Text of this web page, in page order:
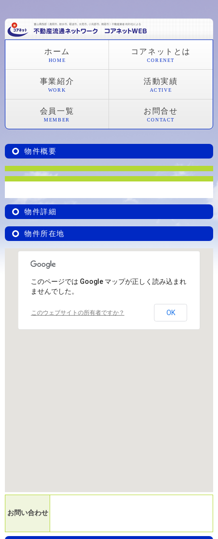
ホーム
HOME
コアネットとは
CORENET
事業紹介
WORK
活動実績
ACTIVE
会員一覧
MEMBER
お問合せ
CONTACT
物件概要
物件詳細
物件所在地
このページでは Google マップが正しく読み込まれ
ませんでした。
このウェブサイトの所有者ですか？ OK
お問い合わせ